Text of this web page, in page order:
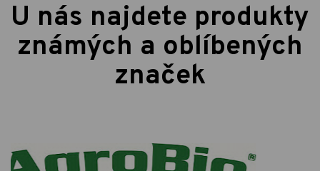
U nás najdete produkty
známých a oblíbených
značek